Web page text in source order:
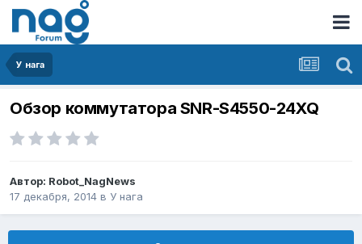
У нага
Обзор коммутатора SNR-S4550-24XQ
Автор: Robot_NagNews
17 декабря, 2014 в У нага